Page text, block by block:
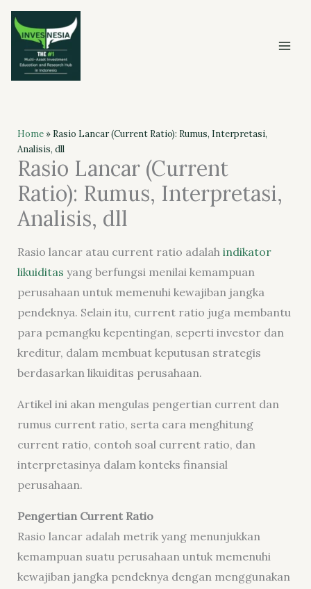
Skip
content
Home» Rasio Lancar (Current Ratio): Rumus, Interpretasi,
Analisis, dll
Rasio Lancar (Current
Ratio): Rumus, Interpretasi,
Analisis, dll
Rasio lancar atau current ratio adalah indikator
likuiditas yang berfungsi menilai kemampuan
perusahaan untuk memenuhi kewajiban jangka
pendeknya. Selain itu, current ratio juga membantu
para pemangku kepentingan, seperti investor dan
kreditur, dalam membuat keputusan strategis
berdasarkan likuiditas perusahaan.
Artikel ini akan mengulas pengertian current dan
rumus current ratio, serta cara menghitung
current ratio, contoh soal current ratio, dan
interpretasinya dalam konteks finansial
perusahaan.
Pengertian Current Ratio
Rasio lancar adalah metrik yang menunjukkan
kemampuan suatu perusahaan untuk memenuhi
kewajiban jangka pendeknya dengan menggunakan